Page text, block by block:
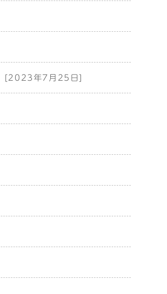
[2023年7月25日]